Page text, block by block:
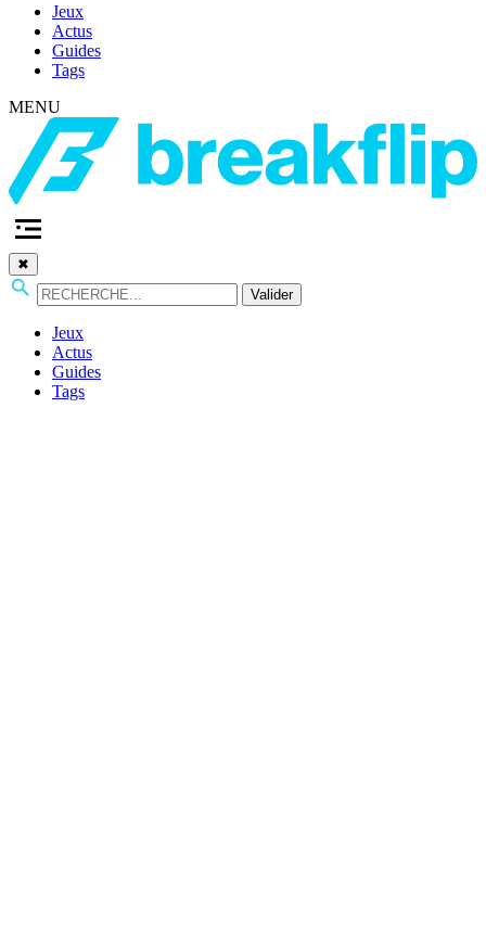
Jeux
Actus
Guides
Tags
MENU
✖
Valider
Jeux
Actus
Guides
Tags